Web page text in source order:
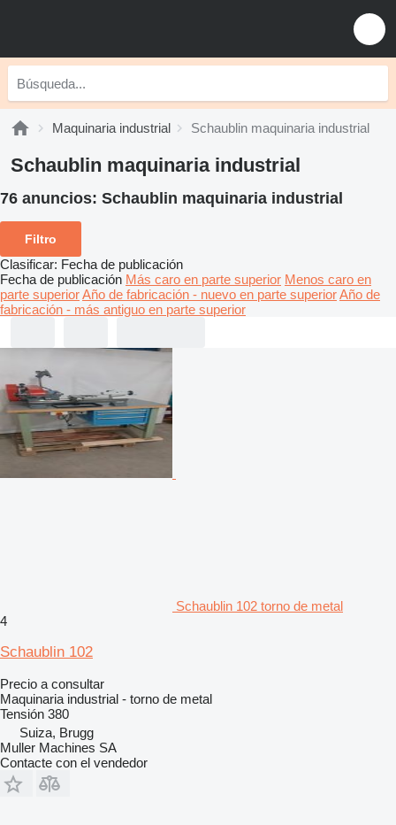
Maquinaria industrial Schaublin maquinaria industrial
Schaublin maquinaria industrial
76 anuncios: Schaublin maquinaria industrial
Filtro
Clasificar: Fecha de publicación
Fecha de publicación Más caro en parte superior Menos caro en
parte superiorAño de fabricación - nuevo en parte superiorAño de
fabricación - más antiguo en parte superior
Schaublin 102 torno de metal
4
Schaublin 102
Precio a consultar
Maquinaria industrial - torno de metal
Tensión 380
Suiza, Brugg
Muller Machines SA
Contacte con el vendedor